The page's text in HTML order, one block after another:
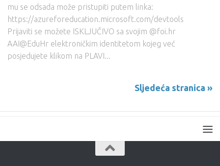
mu se odsada može pristupiti putem linka:
https://azureforeducation.microsoft.com/devtools
Prijaviti se možete ISKLJUČIVO sa svojim @foi.hr
AAI@EduHr elektroničkim identitetom kojeg već
posjedujete klikom na PLAVI...
Sljedeća stranica »